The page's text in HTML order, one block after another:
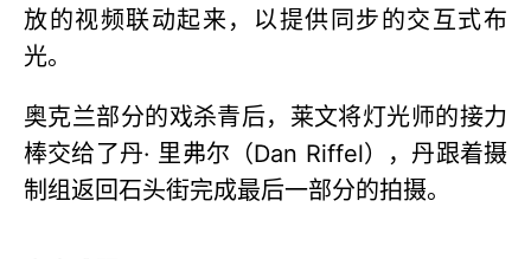
放的视频联动起来，以提供同步的交互式布
光。
奥克兰部分的戏杀青后，莱文将灯光师的接力
棒交给了丹· 里弗尔（Dan Riffel），丹跟着摄
制组返回石头街完成最后一部分的拍摄。